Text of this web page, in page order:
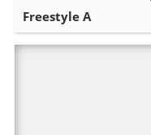
Freestyle A